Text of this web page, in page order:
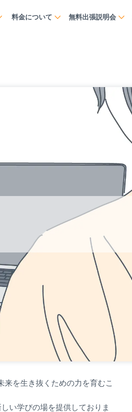
料金について 無料出張説明会
を生き抜くための力を育むこ
い学びの場を提供しておりま